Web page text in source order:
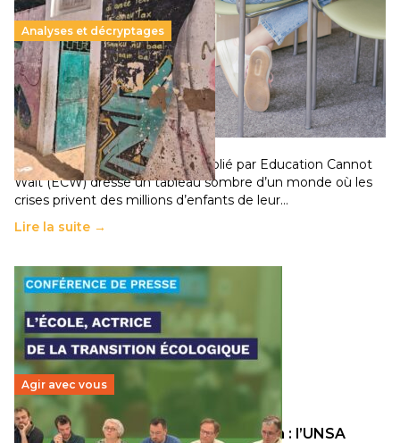
Analyses et décryptages
258 millions d’enfants victimes de la guerre, des
chocs climatiques et des déplacements de
population
11 juillet 2026- National
Un nouveau rapport mondial publié par Education Cannot
Wait (ECW) dresse un tableau sombre d’un monde où les
crises privent des millions d’enfants de leur…
Lire la suite →
Agir avec vous
Transition écologique de l’éducation : l’UNSA